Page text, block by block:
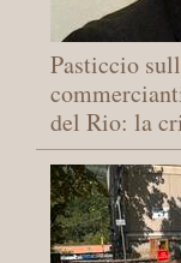
Pasticcio
del Rio: la